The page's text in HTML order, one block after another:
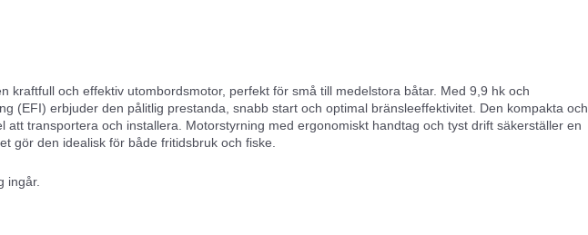
kraftfull och effektiv utombordsmotor, perfekt för små till medelstora båtar. Med 9,9 hk och
(EFI) erbjuder den pålitlig prestanda, snabb start och optimal bränsleeffektivitet. Den kompakta och
att transportera och installera. Motorstyrning med ergonomiskt handtag och tyst drift säkerställer en
gör den idealisk för både fritidsbruk och fiske.
ingår.